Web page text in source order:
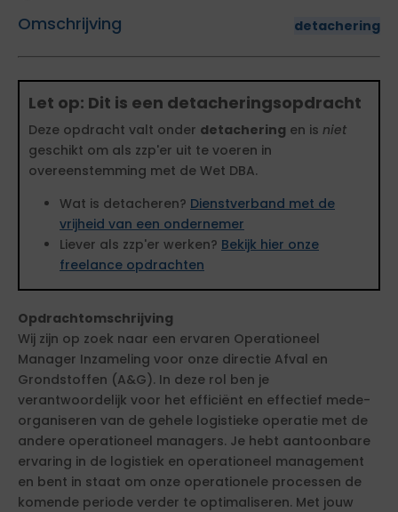
Omschrijving detachering
Let op: Dit is een detacheringsopdracht
Deze opdracht valt onder detachering en is niet
geschikt om als zzp'er uit te voeren in
overeenstemming met de Wet DBA.
Wat is detacheren? Dienstverband met de
vrijheid van een ondernemer
Liever als zzp'er werken? Bekijk hier onze
freelance opdrachten
Opdrachtomschrijving
Wij zijn op zoek naar een ervaren Operationeel
Manager Inzameling voor onze directie Afval en
Grondstoffen (A&G). In deze rol ben je
verantwoordelijk voor het efficiënt en effectief mede-
organiseren van de gehele logistieke operatie met de
andere operationeel managers. Je hebt aantoonbare
ervaring in de logistiek en operationeel management
en bent in staat om onze operationele processen de
komende periode verder te optimaliseren. Met jouw